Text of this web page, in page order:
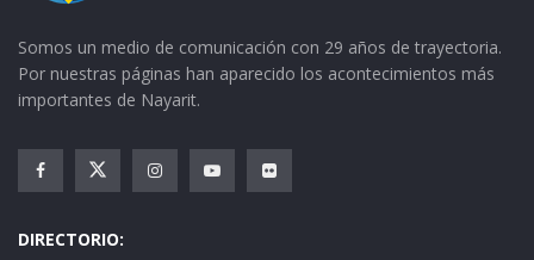
Somos un medio de comunicación con 29 años de trayectoria.
Por nuestras páginas han aparecido los acontecimientos más
importantes de Nayarit.
DIRECTORIO: